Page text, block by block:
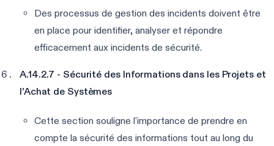
Des processus de gestion des incidents doivent être
en place pour identifier, analyser et répondre
efficacement aux incidents de sécurité.
A.14.2.7 - Sécurité des Informations dans les Projets et
l'Achat de Systèmes
Cette section souligne l'importance de prendre en
compte la sécurité des informations tout au long du